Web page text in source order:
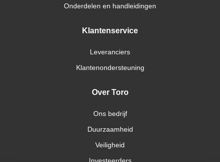
Onderdelen en handleidingen
Klantenservice
Leveranciers
Klantenondersteuning
Over Toro
Ons bedrijf
Duurzaamheid
Veiligheid